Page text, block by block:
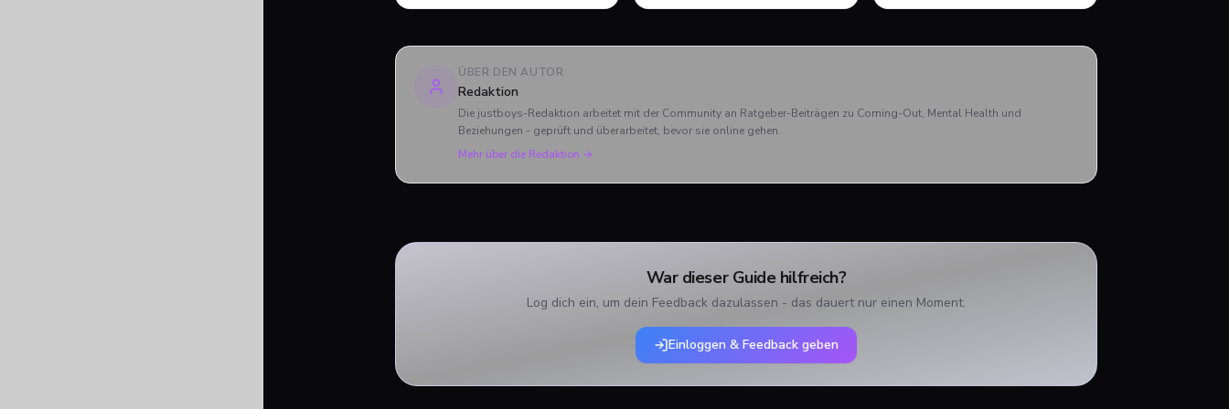
ÜBER DEN AUTOR
Redaktion
Die justboys-Redaktion arbeitet mit der Community an Ratgeber-Beiträgen zu Coming-Out, Mental Health und
Beziehungen - geprüft und überarbeitet, bevor sie online gehen.
Mehr über die Redaktion →
War dieser Guide hilfreich?
Log dich ein, um dein Feedback dazulassen - das dauert nur einen Moment.
Einloggen & Feedback geben